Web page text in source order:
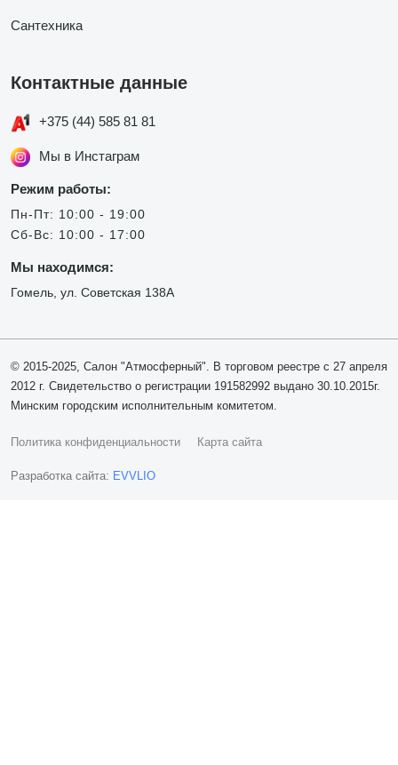
Сантехника
Контактные данные
+375 (44) 585 81 81
Мы в Инстаграм
Режим работы:
Пн-Пт: 10:00 - 19:00
Сб-Вс: 10:00 - 17:00
Мы находимся:
Гомель, ул. Советская 138А
© 2015-2025, Салон "Атмосферный". В торговом реестре с 27 апреля
2012 г. Свидетельство о регистрации 191582992 выдано 30.10.2015г.
Минским городским исполнительным комитетом.
Политика конфиденциальности Карта сайта
Разработка сайта: EVVLIO